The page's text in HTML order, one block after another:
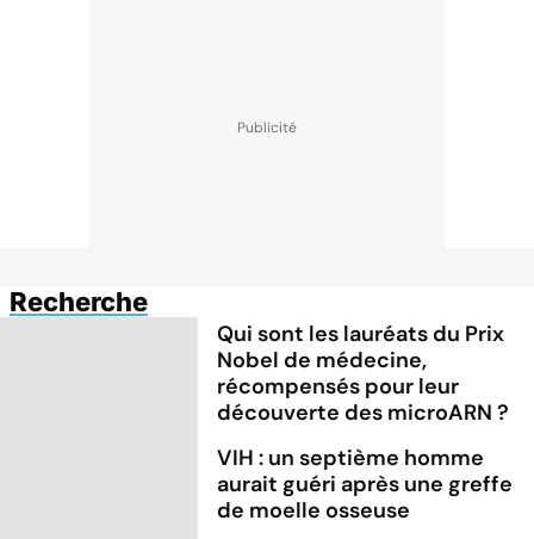
Recherche
Qui sont les lauréats du Prix
Nobel de médecine,
récompensés pour leur
découverte des microARN ?
VIH : un septième homme
aurait guéri après une greffe
de moelle osseuse